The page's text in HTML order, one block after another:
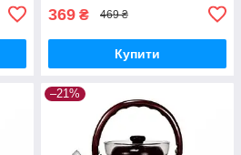
369 ₴ 469 ₴
Купити
–21%